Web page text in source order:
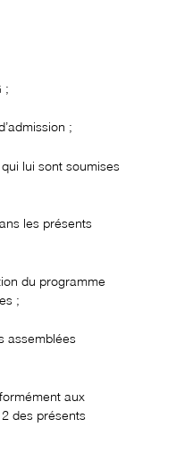
;
;
lui sont soumises
les présents
du programme
;
assemblées
aux
des présents